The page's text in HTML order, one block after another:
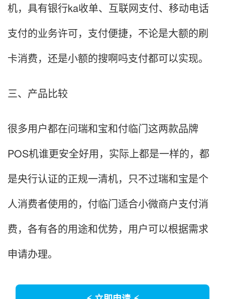
机，具有银行ka收单、互联网支付、移动电话
支付的业务许可，支付便捷，不论是大额的刷
卡消费，还是小额的搜啊吗支付都可以实现。
三、产品比较
很多用户都在问瑞和宝和付临门这两款品牌
POS机谁更安全好用，实际上都是一样的，都
是央行认证的正规一清机，只不过瑞和宝是个
人消费者使用的，付临门适合小微商户支付消
费，各有各的用途和优势，用户可以根据需求
申请办理。